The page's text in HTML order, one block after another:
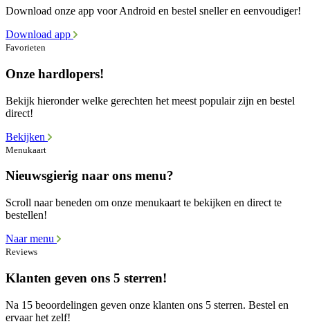
Download onze app voor Android en bestel sneller en eenvoudiger!
Download app
Favorieten
Onze hardlopers!
Bekijk hieronder welke gerechten het meest populair zijn en bestel
direct!
Bekijken
Menukaart
Nieuwsgierig naar ons menu?
Scroll naar beneden om onze menukaart te bekijken en direct te
bestellen!
Naar menu
Reviews
Klanten geven ons 5 sterren!
Na 15 beoordelingen geven onze klanten ons 5 sterren. Bestel en
ervaar het zelf!